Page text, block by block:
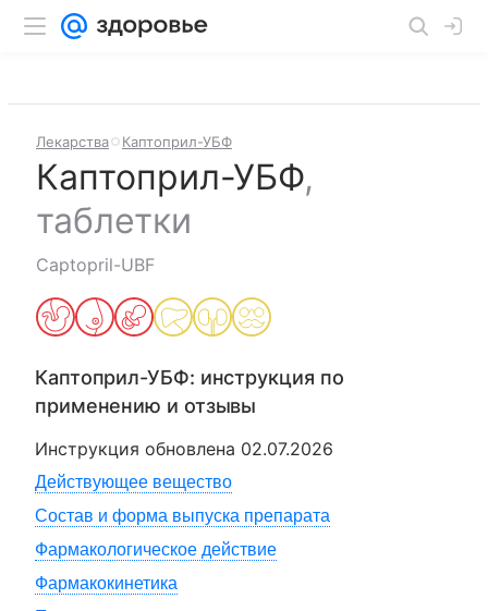
Лекарства Каптоприл-УБФ
Каптоприл-УБФ,
таблетки
Captopril-UBF
Каптоприл-УБФ: инструкция по
применению и отзывы
Инструкция обновлена 02.07.2026
Действующее вещество
Состав и форма выпуска препарата
Фармакологическое действие
Фармакокинетика